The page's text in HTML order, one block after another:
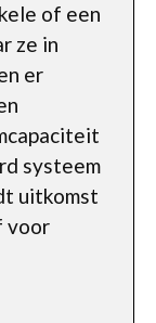
of een
ze in
er
systeem
uitkomst
voor